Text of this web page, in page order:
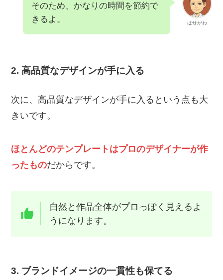
はせがわ
そのため、かなりの時間を節約で
きるよ。
2. 高品質なデザインが手に入る
次に、高品質なデザインが手に入るという点も大
きいです。
ほとんどのテンプレートはプロのデザイナーが作
ったものだからです。
自然と作品全体がプロっぽく見えるよ
うになります。
3. ブランドイメージの一貫性も保てる